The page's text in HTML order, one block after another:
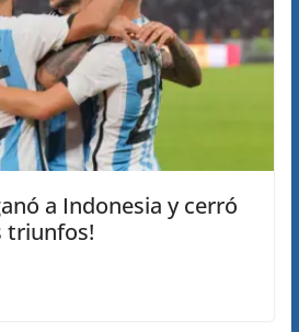
a Indonesia y cerró
triunfos!